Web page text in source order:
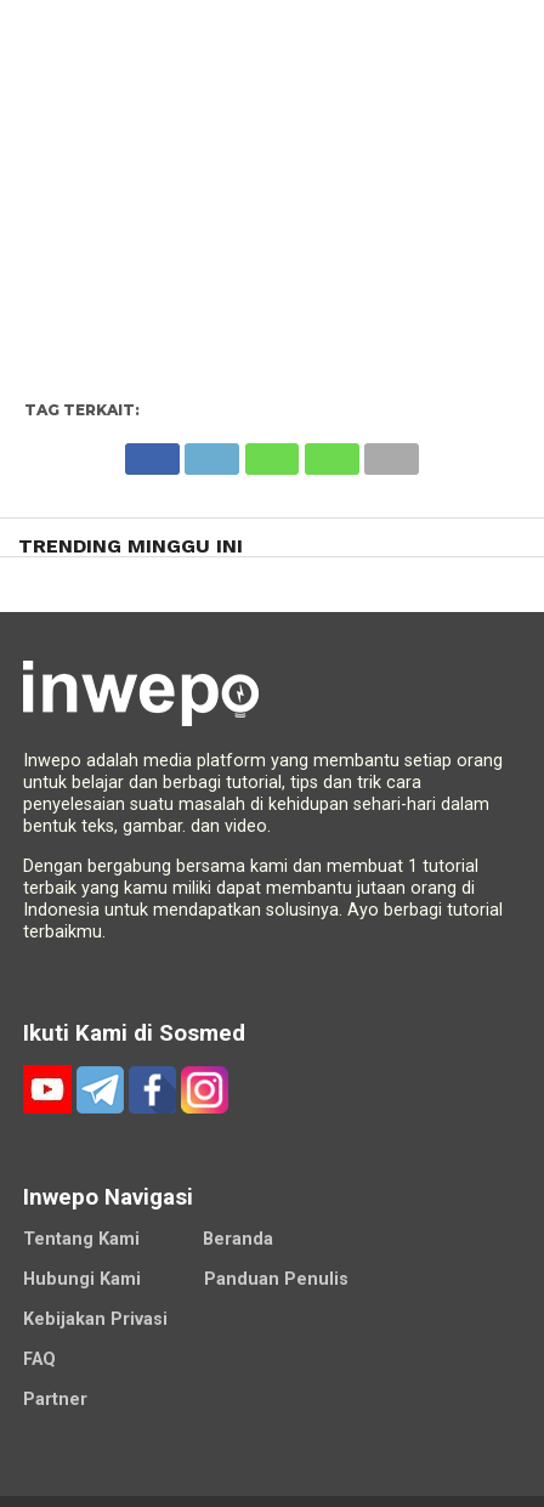
TAG TERKAIT:
TRENDING MINGGU INI
Inwepo adalah media platform yang membantu setiap orang
untuk belajar dan berbagi tutorial, tips dan trik cara
penyelesaian suatu masalah di kehidupan sehari-hari dalam
bentuk teks, gambar. dan video.
Dengan bergabung bersama kami dan membuat 1 tutorial
terbaik yang kamu miliki dapat membantu jutaan orang di
Indonesia untuk mendapatkan solusinya. Ayo berbagi tutorial
terbaikmu.
Ikuti Kami di Sosmed
Inwepo Navigasi
Tentang Kami
Beranda
Hubungi Kami
Panduan Penulis
Kebijakan Privasi
FAQ
Partner